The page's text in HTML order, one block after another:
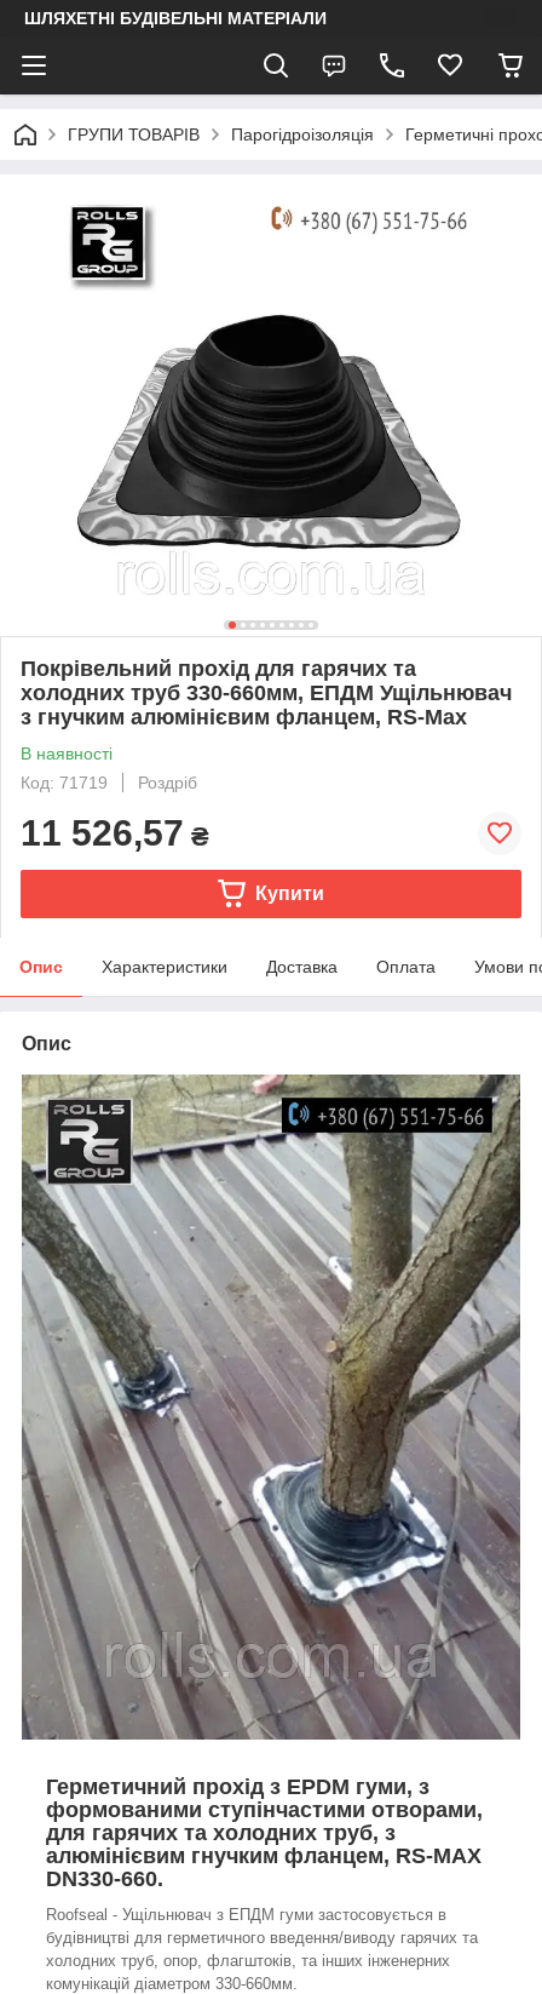
ШЛЯХЕТНІ БУДІВЕЛЬНІ МАТЕРІАЛИ
ГРУПИ ТОВАРІВ Парогідроізоляція Герметичні
Покрівельний прохід для гарячих та
холодних труб 330-660мм, ЕПДМ Ущільнювач
з гнучким алюмінієвим фланцем, RS-Max
В наявності
Код: 71719
Роздріб
11 526,57 ₴
Купити
Опис Характеристики Доставка Оплата Умови
Опис
Герметичний прохід з EPDM гуми, з
формованими ступінчастими отворами,
для гарячих та холодних труб, з
алюмінієвим гнучким фланцем, RS-MAX
DN330-660.
Roofseal - Ущільнювач з ЕПДМ гуми застосовується в
будівництві для герметичного введення/виводу гарячих та
холодних труб, опор, флагштоків, та інших інженерних
комунікацій діаметром 330-660мм.